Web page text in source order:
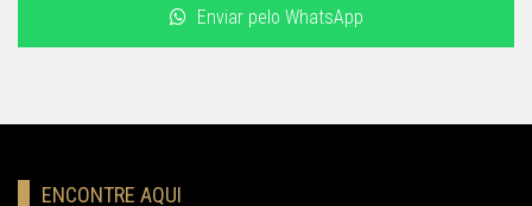
Enviar pelo WhatsApp
ENCONTRE AQUI